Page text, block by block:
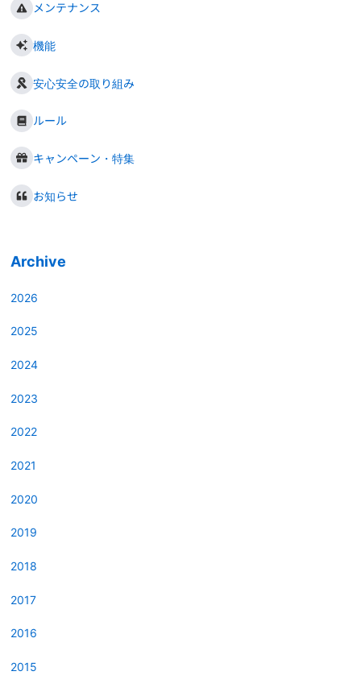
メンテナンス
機能
安心安全の取り組み
ルール
キャンペーン・特集
お知らせ
Archive
2026
2025
2024
2023
2022
2021
2020
2019
2018
2017
2016
2015